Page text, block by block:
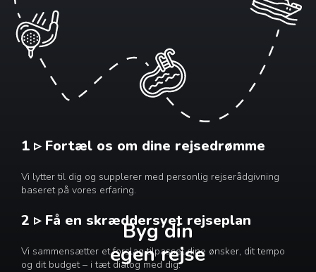
Byg din
egen rejse
1 ▹ Fortæl os om dine rejsedrømme
Vi lytter til dig og supplerer med personlig rejserådgivning
baseret på vores erfaring.
2 ▹ Få en skræddersyet rejseplan
Vi sammensætter et forslag tilpasset dine ønsker, dit tempo
og dit budget – i tæt dialog med dig.